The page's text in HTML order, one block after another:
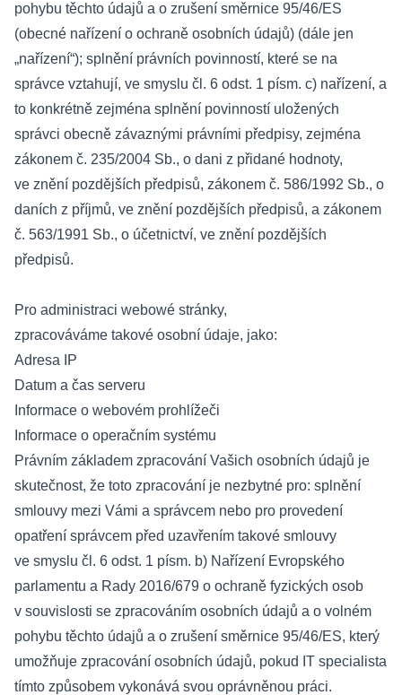
pohybu těchto údajů a o zrušení směrnice 95/46/ES
(obecné nařízení o ochraně osobních údajů) (dále jen
„nařízení“); splnění právních povinností, které se na
správce vztahují, ve smyslu čl. 6 odst. 1 písm. c) nařízení, a
to konkrétně zejména splnění povinností uložených
správci obecně závaznými právními předpisy, zejména
zákonem č. 235/2004 Sb., o dani z přidané hodnoty,
ve znění pozdějších předpisů, zákonem č. 586/1992 Sb., o
daních z příjmů, ve znění pozdějších předpisů, a zákonem
č. 563/1991 Sb., o účetnictví, ve znění pozdějších
předpisů.
Pro administraci webowé stránky,
zpracováváme takové osobní údaje, jako:
Adresa IP
Datum a čas serveru
Informace o webovém prohlížeči
Informace o operačním systému
Právním základem zpracování Vašich osobních údajů je
skutečnost, že toto zpracování je nezbytné pro: splnění
smlouvy mezi Vámi a správcem nebo pro provedení
opatření správcem před uzavřením takové smlouvy
ve smyslu čl. 6 odst. 1 písm. b) Nařízení Evropského
parlamentu a Rady 2016/679 o ochraně fyzických osob
v souvislosti se zpracováním osobních údajů a o volném
pohybu těchto údajů a o zrušení směrnice 95/46/ES, který
umožňuje zpracování osobních údajů, pokud IT specialista
tímto způsobem vykonává svou oprávněnou práci.